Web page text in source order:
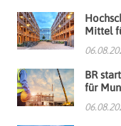
Mittel
BR
für